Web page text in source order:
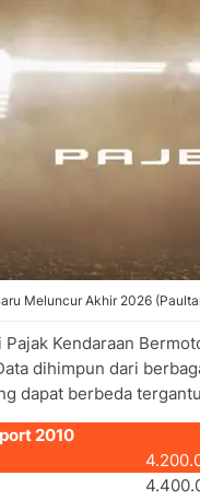
Meluncur Akhir 2026
Kendaraan
dihimpun dari
dapat berbeda
2010